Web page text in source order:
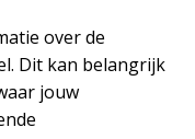
over de
Dit kan belangrijk
jouw